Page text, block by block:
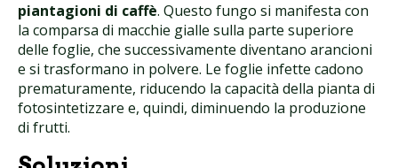
piantagioni di caffè. Questo fungo si manifesta con
la comparsa di macchie gialle sulla parte superiore
delle foglie, che successivamente diventano arancioni
e si trasformano in polvere. Le foglie infette cadono
prematuramente, riducendo la capacità della pianta di
fotosintetizzare e, quindi, diminuendo la produzione
di frutti.